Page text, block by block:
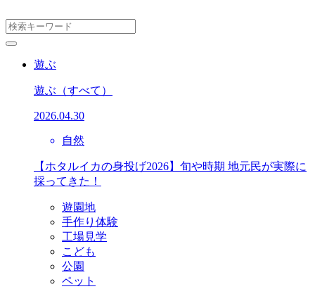
遊ぶ
遊ぶ （すべて）
2026.04.30
自然
【ホタルイカの身投げ2026】旬や時期 地元民が実際に
採ってきた！
遊園地
手作り体験
工場見学
こども
公園
ペット